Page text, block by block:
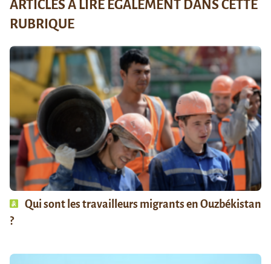
ARTICLES À LIRE ÉGALEMENT DANS CETTE
RUBRIQUE
Qui sont les travailleurs migrants en Ouzbékistan
?